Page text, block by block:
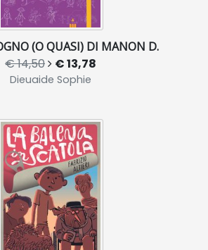
(O QUASI) DI MANON D.
€ 14,50 € 13,78
Dieuaide Sophie